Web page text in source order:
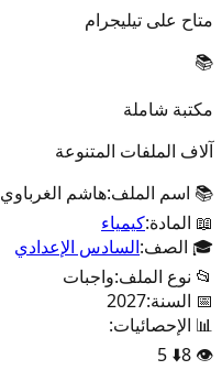
متاح على تيليجرام
📚
مكتبة شاملة
آلاف الملفات المتنوعة
📚 اسم الملف:هاشم الغرباوي
📖 المادة:كيمياء
🎓 الصف:السادس الإعدادي
📂 نوع الملف:واجبات
📅 السنة:2027
📊 الإحصائيات:
👁️
8
⬇️
5